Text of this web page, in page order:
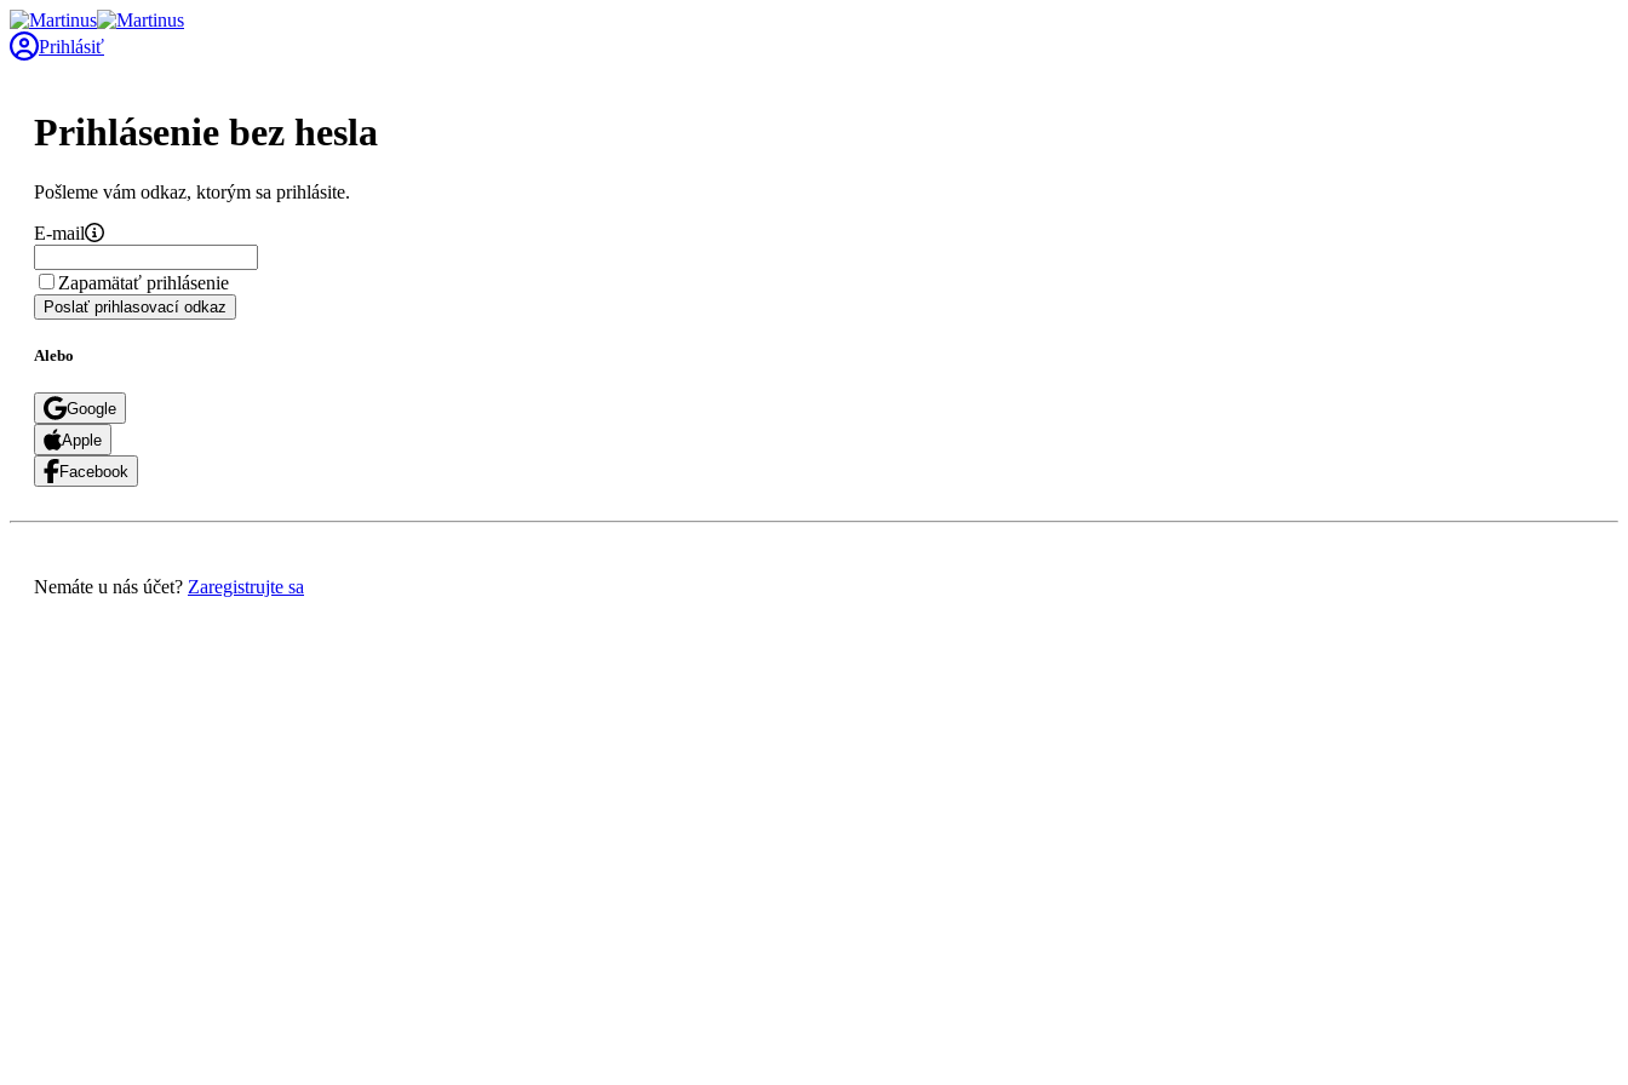
Prihlásiť
Prihlásenie bez hesla
Pošleme vám odkaz, ktorým sa prihlásite.
E-mail
Zapamätať prihlásenie
Poslať prihlasovací odkaz
Alebo
Google
Apple
Facebook
Nemáte u nás účet? Zaregistrujte sa